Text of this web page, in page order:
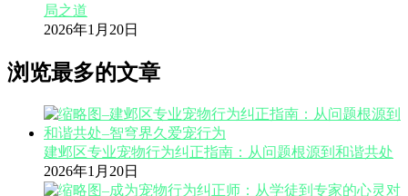
局之道
2026年1月20日
浏览最多的文章
建邺区专业宠物行为纠正指南：从问题根源到和谐共处
2026年1月20日